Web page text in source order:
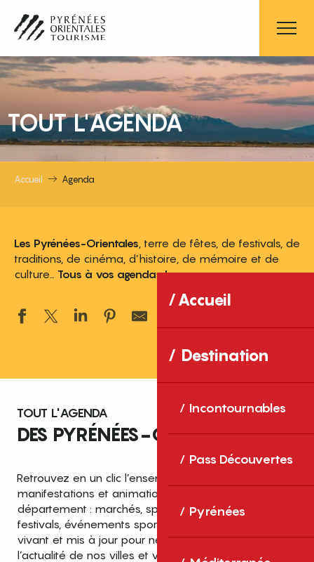
contenu
principal
Accueil
Destination
Incontournables
Pass Découvertes
Pyrénées
TOUT L'AGENDA
Accueil Agenda
Les Pyrénées-Orientales , terre de fêtes, de festivals, de
traditions, de cinéma, d’histoire, de mémoire et de
culture… Tous à vos agendas !
TOUT L'AGENDA
DES PYRÉNÉES-ORIENTALES
Retrouvez en un clic l’ensemble des fêtes,
manifestations et animations recensées dans le
département : marchés, spectacles, expositions,
festivals, événements sportifs et culturels… un agenda
vivant et mis à jour pour ne rien manquer de
l’actualité de nos villes et villages.